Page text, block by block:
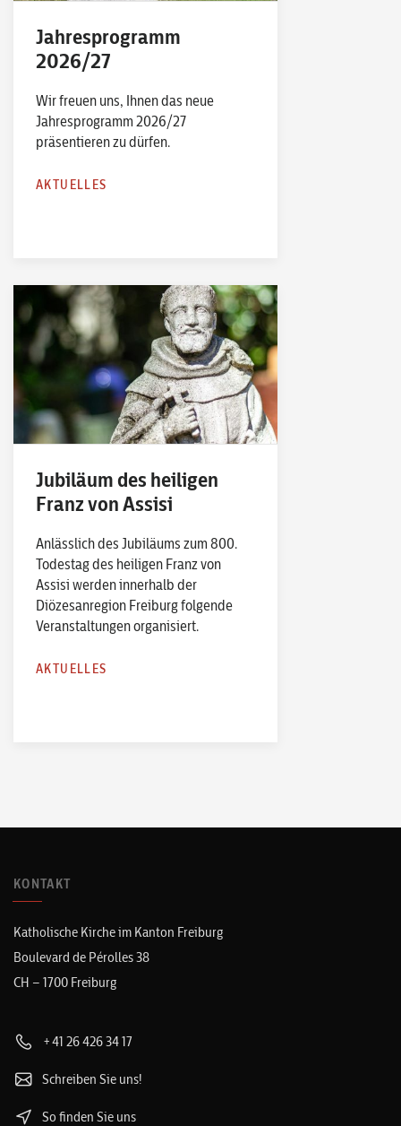
Jahresprogramm
2026/27
Wir freuen uns, Ihnen das neue
Jahresprogramm 2026/27
präsentieren zu dürfen.
AKTUELLES
Jubiläum des heiligen
Franz von Assisi
Anlässlich des Jubiläums zum 800.
Todestag des heiligen Franz von
Assisi werden innerhalb der
Diözesanregion Freiburg folgende
Veranstaltungen organisiert.
AKTUELLES
KONTAKT
Katholische Kirche im Kanton Freiburg
Boulevard de Pérolles 38
CH – 1700 Freiburg
+41 26 426 34 17
Schreiben Sie uns!
So finden Sie uns